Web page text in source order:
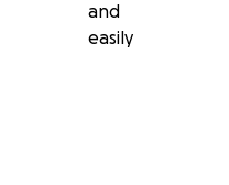
and
easily